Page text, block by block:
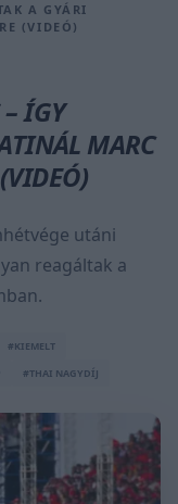
A GYÁRI
(VIDEÓ)
– ÍGY
MARC
utáni
reagáltak a
#KIEMELT
#THAI NAGYDÍJ